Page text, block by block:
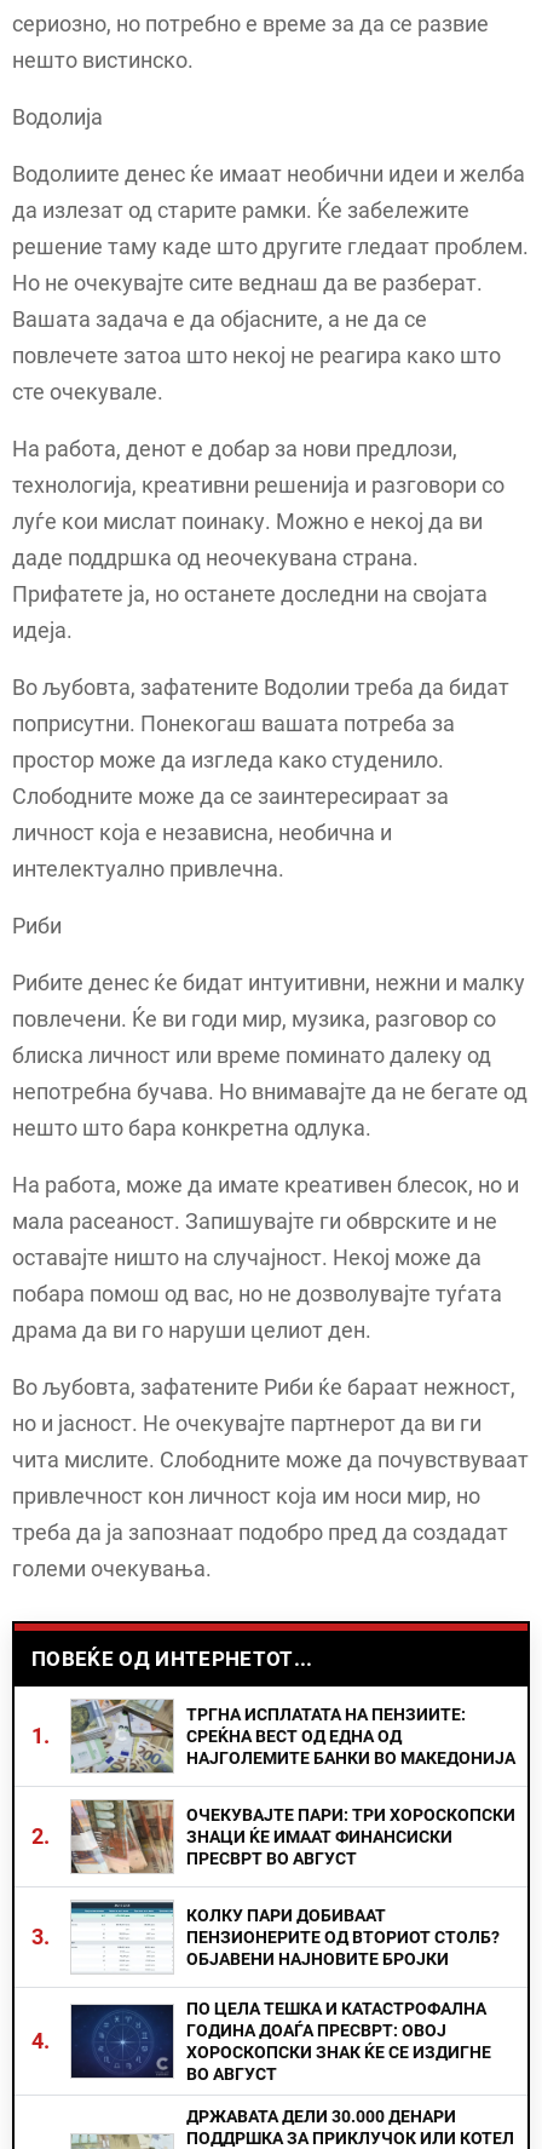
сериозно, но потребно е време за да се развие
нешто вистинско.
Водолија
Водолиите денес ќе имаат необични идеи и желба
да излезат од старите рамки. Ќе забележите
решение таму каде што другите гледаат проблем.
Но не очекувајте сите веднаш да ве разберат.
Вашата задача е да објасните, а не да се
повлечете затоа што некој не реагира како што
сте очекувале.
На работа, денот е добар за нови предлози,
технологија, креативни решенија и разговори со
луѓе кои мислат поинаку. Можно е некој да ви
даде поддршка од неочекувана страна.
Прифатете ја, но останете доследни на својата
идеја.
Во љубовта, зафатените Водолии треба да бидат
поприсутни. Понекогаш вашата потреба за
простор може да изгледа како студенило.
Слободните може да се заинтересираат за
личност која е независна, необична и
интелектуално привлечна.
Риби
Рибите денес ќе бидат интуитивни, нежни и малку
повлечени. Ќе ви годи мир, музика, разговор со
блиска личност или време поминато далеку од
непотребна бучава. Но внимавајте да не бегате од
нешто што бара конкретна одлука.
На работа, може да имате креативен блесок, но и
мала расеаност. Запишувајте ги обврските и не
оставајте ништо на случајност. Некој може да
побара помош од вас, но не дозволувајте туѓата
драма да ви го наруши целиот ден.
Во љубовта, зафатените Риби ќе бараат нежност,
но и јасност. Не очекувајте партнерот да ви ги
чита мислите. Слободните може да почувствуваат
привлечност кон личност која им носи мир, но
треба да ја запознаат подобро пред да создадат
големи очекувања.
ПОВЕЌЕ ОД ИНТЕРНЕТОТ...
1.
ТРГНА ИСПЛАТАТА НА ПЕНЗИИТЕ:
СРЕЌНА ВЕСТ ОД ЕДНА ОД
НАЈГОЛЕМИТЕ БАНКИ ВО МАКЕДОНИЈА
2.
ОЧЕКУВАЈТЕ ПАРИ: ТРИ ХОРОСКОПСКИ
ЗНАЦИ ЌЕ ИМААТ ФИНАНСИСКИ
ПРЕСВРТ ВО АВГУСТ
3.
КОЛКУ ПАРИ ДОБИВААТ
ПЕНЗИОНЕРИТЕ ОД ВТОРИОТ СТОЛБ?
ОБЈАВЕНИ НАЈНОВИТЕ БРОЈКИ
4.
ПО ЦЕЛА ТЕШКА И КАТАСТРОФАЛНА
ГОДИНА ДОАЃА ПРЕСВРТ: ОВОЈ
ХОРОСКОПСКИ ЗНАК ЌЕ СЕ ИЗДИГНЕ
ВО АВГУСТ
ДРЖАВАТА ДЕЛИ 30.000 ДЕНАРИ
ПОДДРШКА ЗА ПРИКЛУЧОК ИЛИ КОТЕЛ